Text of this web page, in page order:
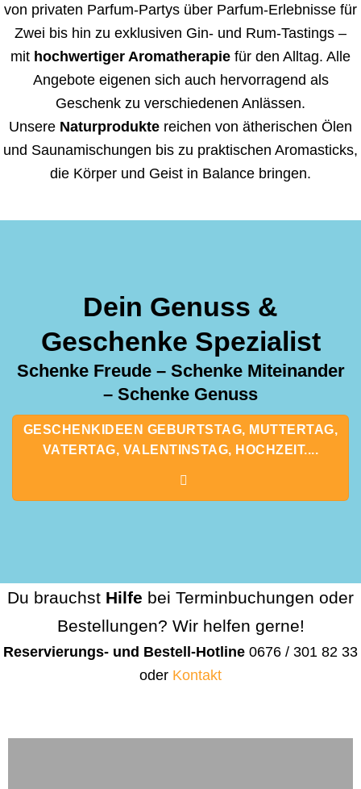
von privaten Parfum-Partys über Parfum-Erlebnisse für
Zwei bis hin zu exklusiven Gin- und Rum-Tastings –
mit hochwertiger Aromatherapie für den Alltag. Alle
Angebote eigenen sich auch hervorragend als
Geschenk zu verschiedenen Anlässen.
Unsere Naturprodukte reichen von ätherischen Ölen
und Saunamischungen bis zu praktischen Aromasticks,
die Körper und Geist in Balance bringen.
Dein Genuss &
Geschenke Spezialist
Schenke Freude – Schenke Miteinander
– Schenke Genuss
GESCHENKIDEEN GEBURTSTAG, MUTTERTAG,
VATERTAG, VALENTINSTAG, HOCHZEIT....
Du brauchst Hilfe bei Terminbuchungen oder
Bestellungen? Wir helfen gerne!
Reservierungs- und Bestell-Hotline 0676 / 301 82 33
oder Kontakt